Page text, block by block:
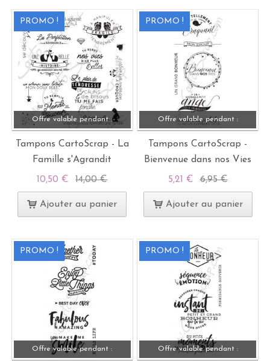
PROMO !
Offre valable pendant :
Tampons CartoScrap - La
Famille s'Agrandit
10,50 € 14,00 €
Ajouter au panier
PROMO !
Offre valable pendant :
Tampons CartoScrap -
Bienvenue dans nos Vies
5,21 € 6,95 €
Ajouter au panier
PROMO !
Offre valable pendant :
PROMO !
Offre valable pendant :